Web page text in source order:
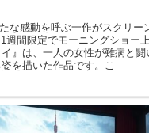
な感動を呼ぶ一作がスクリー
週間限定でモーニングショー
イ』は、一人の女性が難病と
を描いた作品です。こ